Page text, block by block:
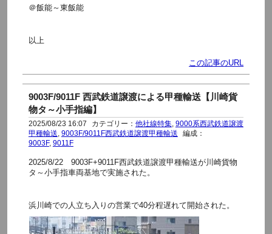
＠飯能～東飯能
以上
この記事のURL
9003F/9011F 西武鉄道譲渡による甲種輸送【川崎貨
物タ～小手指編】
2025/08/23 16:07 カテゴリー： 他社線特集, 9000系西武鉄道譲渡
甲種輸送 9003F/9011F西武鉄道譲渡甲種輸送
編成：
9003F, 9011F
2025/8/22 9003F+9011F西武鉄道譲渡甲種輸送が川崎貨物
タ～小手指車両基地で実施された。
浜川崎での人立ち入りの営業で40分程遅れて開始された。